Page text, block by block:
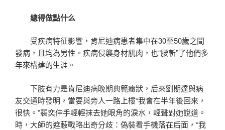
總得做點什么
受疾病特征影響，肯尼迪病患者集中在30至50歲之間
發病，且均為男性。疾病侵襲身材肌肉，也“腰斬”了他們多
年來構建的生涯。
下肢有力是肯尼迪病晚期典範癥狀，后來劉期達與病
友交通時發明，當要與旁人一路上樓“我會在半年後回來，
很快。”裴奕伸手輕輕抹去她眼角的淚水，輕聲對她說道。
時，大師的遮蔽戰略出奇分歧：偽裝看手機落在后面，“我